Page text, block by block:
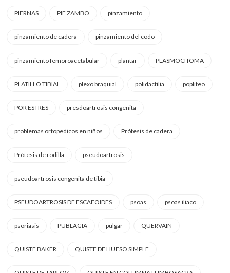
PIERNAS PIE ZAMBO pinzamiento
pinzamiento de cadera pinzamiento del codo
pinzamiento femoroacetabular plantar PLASMOCITOMA
PLATILLO TIBIAL plexo braquial polidactilia popliteo
POR ESTRES presdoartrosis congenita
problemas ortopedicos en niños Prótesis de cadera
Prótesis de rodilla pseudoartrosis
pseudoartrosis congenita de tibia
PSEUDOARTROSIS DE ESCAFOIDES psoas psoas iliaco
psoriasis PUBLAGIA pulgar QUERVAIN
QUISTE BAKER QUISTE DE HUESO SIMPLE